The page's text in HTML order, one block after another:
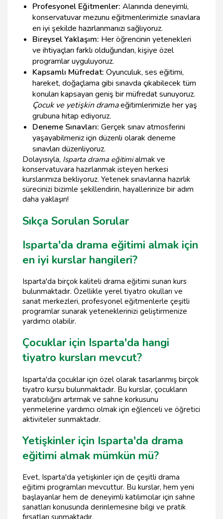
Profesyonel Eğitmenler: Alanında deneyimli,
konservatuvar mezunu eğitmenlerimizle sınavlara
en iyi şekilde hazırlanmanızı sağlıyoruz.
Bireysel Yaklaşım: Her öğrencinin yetenekleri
ve ihtiyaçları farklı olduğundan, kişiye özel
programlar uyguluyoruz.
Kapsamlı Müfredat: Oyunculuk, ses eğitimi,
hareket, doğaçlama gibi sınavda çıkabilecek tüm
konuları kapsayan geniş bir müfredat sunuyoruz.
Çocuk ve yetişkin dramaeğitimlerimizle her yaş
grubuna hitap ediyoruz.
Deneme Sınavları: Gerçek sınav atmosferini
yaşayabilmeniz için düzenli olarak deneme
sınavları düzenliyoruz.
Dolayısıyla, Isparta drama eğitimialmak ve
konservatuvara hazırlanmak isteyen herkesi
kurslarımıza bekliyoruz. Yetenek sınavlarına hazırlık
sürecinizi bizimle şekillendirin, hayallerinize bir adım
daha yaklaşın!
Sıkça Sorulan Sorular
Isparta'da drama eğitimi almak için
en iyi kurslar hangileri?
Isparta'da birçok kaliteli drama eğitimi sunan kurs
bulunmaktadır. Özellikle yerel tiyatro okulları ve
sanat merkezleri, profesyonel eğitmenlerle çeşitli
programlar sunarak yeteneklerinizi geliştirmenize
yardımcı olabilir.
Çocuklar için Isparta'da hangi
tiyatro kursları mevcut?
Isparta'da çocuklar için özel olarak tasarlanmış birçok
tiyatro kursu bulunmaktadır. Bu kurslar, çocukların
yaratıcılığını artırmak ve sahne korkusunu
yenmelerine yardımcı olmak için eğlenceli ve öğretici
aktiviteler sunmaktadır.
Yetişkinler için Isparta'da drama
eğitimi almak mümkün mü?
Evet, Isparta'da yetişkinler için de çeşitli drama
eğitimi programları mevcuttur. Bu kurslar, hem yeni
başlayanlar hem de deneyimli katılımcılar için sahne
sanatları konusunda derinlemesine bilgi ve pratik